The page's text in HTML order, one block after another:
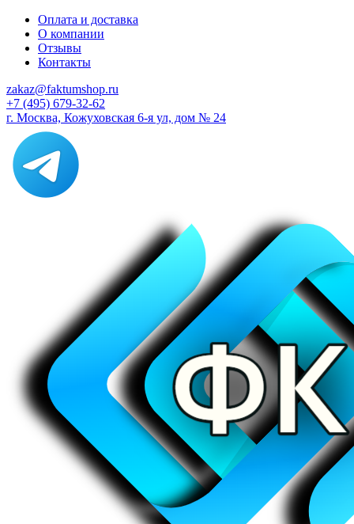
Оплата и доставка
О компании
Отзывы
Контакты
zakaz@faktumshop.ru
+7 (495) 679-32-62
г. Москва, Кожуховская 6-я ул, дом № 24